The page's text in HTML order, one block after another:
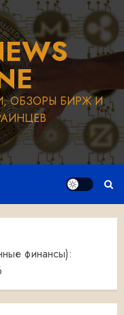
ОБЗОРЫ БИРЖ И
финансы):